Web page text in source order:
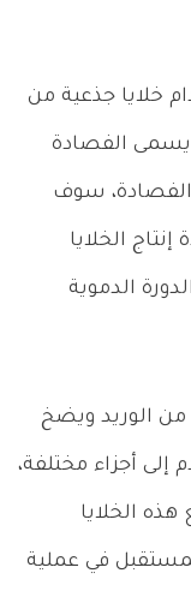
خلايا جذعية من
الفصادة
الفصادة، سوف
الخلايا
الدموية
من الوريد ويضخ
إلى أجزاء مختلفة،
الخلايا
في عملية